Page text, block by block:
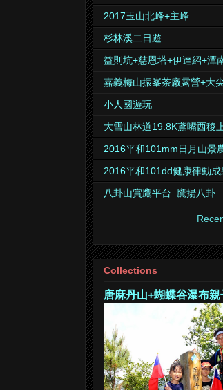
2017玉山北峰+主峰
杉林溪二日遊
益則坑+慈恩塔+伊達紹+潭
嘉義梅山振峯茶廠露營+大
小人國遊玩
大雪山林道19.8K鳶嘴西稜
2016平和101mm日月山景
2016平和101dd健康律動
八卦山賞鷹平台_鷹揚八卦
Collections
唐麻丹山+蝴蝶谷瀑布